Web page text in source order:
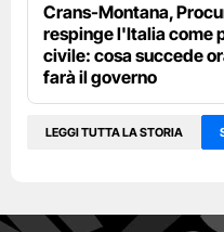
Crans-Montana,
respinge l'Italia come
civile: cosa succede
farà il governo
LEGGI TUTTA LA STORIA